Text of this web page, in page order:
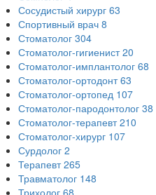
Сосудистый хирург 63
Спортивный врач 8
Стоматолог 304
Стоматолог-гигиенист 20
Стоматолог-имплантолог 68
Стоматолог-ортодонт 63
Стоматолог-ортопед 107
Стоматолог-пародонтолог 38
Стоматолог-терапевт 210
Стоматолог-хирург 107
Сурдолог 2
Терапевт 265
Травматолог 148